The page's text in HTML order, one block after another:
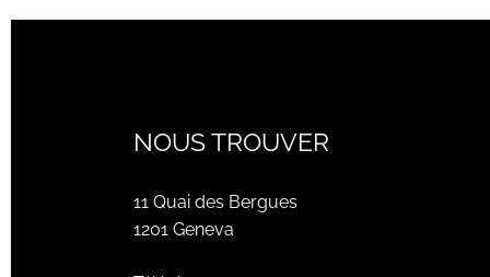
NOUS TROUVER
11 Quai des Bergues
1201 Geneva